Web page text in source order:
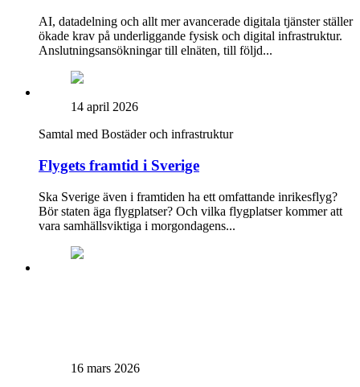
AI, datadelning och allt mer avancerade digitala tjänster ställer
ökade krav på underliggande fysisk och digital infrastruktur.
Anslutningsansökningar till elnäten, till följd...
14 april 2026
Samtal med Bostäder och infrastruktur
Flygets framtid i Sverige
Ska Sverige även i framtiden ha ett omfattande inrikesflyg?
Bör staten äga flygplatser? Och vilka flygplatser kommer att
vara samhällsviktiga i morgondagens...
16 mars 2026